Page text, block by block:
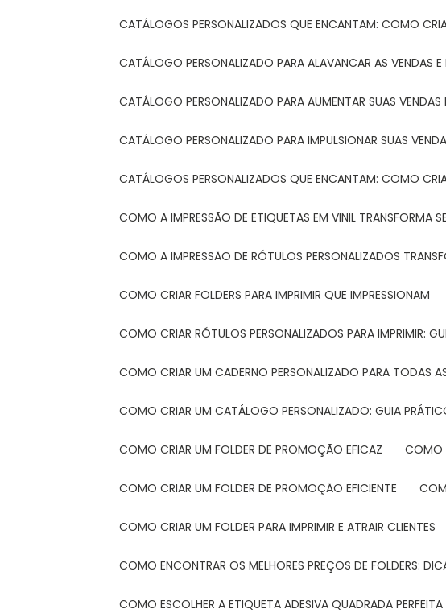
CATÁLOGOS PERSONALIZADOS QUE ENCANTAM: COMO
CATÁLOGO PERSONALIZADO PARA ALAVANCAR AS VENDAS
CATÁLOGO PERSONALIZADO PARA AUMENTAR SUAS VENDAS
CATÁLOGO PERSONALIZADO PARA IMPULSIONAR SUAS
CATÁLOGOS PERSONALIZADOS QUE ENCANTAM: COMO
COMO A IMPRESSÃO DE ETIQUETAS EM VINIL TRANSFORMA
COMO A IMPRESSÃO DE RÓTULOS PERSONALIZADOS
COMO CRIAR FOLDERS PARA IMPRIMIR QUE IMPRESSIONAM
COMO CRIAR RÓTULOS PERSONALIZADOS PARA IMPRIMIR:
COMO CRIAR UM CADERNO PERSONALIZADO PARA TODAS
COMO CRIAR UM CATÁLOGO PERSONALIZADO: GUIA
COMO CRIAR UM FOLDER DE PROMOÇÃO EFICAZ
COMO CRIAR UM FOLDER DE PROMOÇÃO EFICIENTE
COMO CRIAR UM FOLDER PARA IMPRIMIR E ATRAIR CLIENTES
COMO ENCONTRAR OS MELHORES PREÇOS DE FOLDERS:
COMO ESCOLHER A ETIQUETA ADESIVA QUADRADA